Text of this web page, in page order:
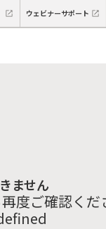
ウェビナーサポート
ません
度ご確認くだ